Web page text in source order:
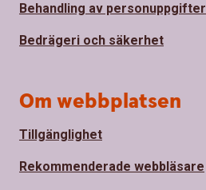
Behandling av personuppgifter
Bedrägeri och säkerhet
Om webbplatsen
Tillgänglighet
Rekommenderade webbläsare